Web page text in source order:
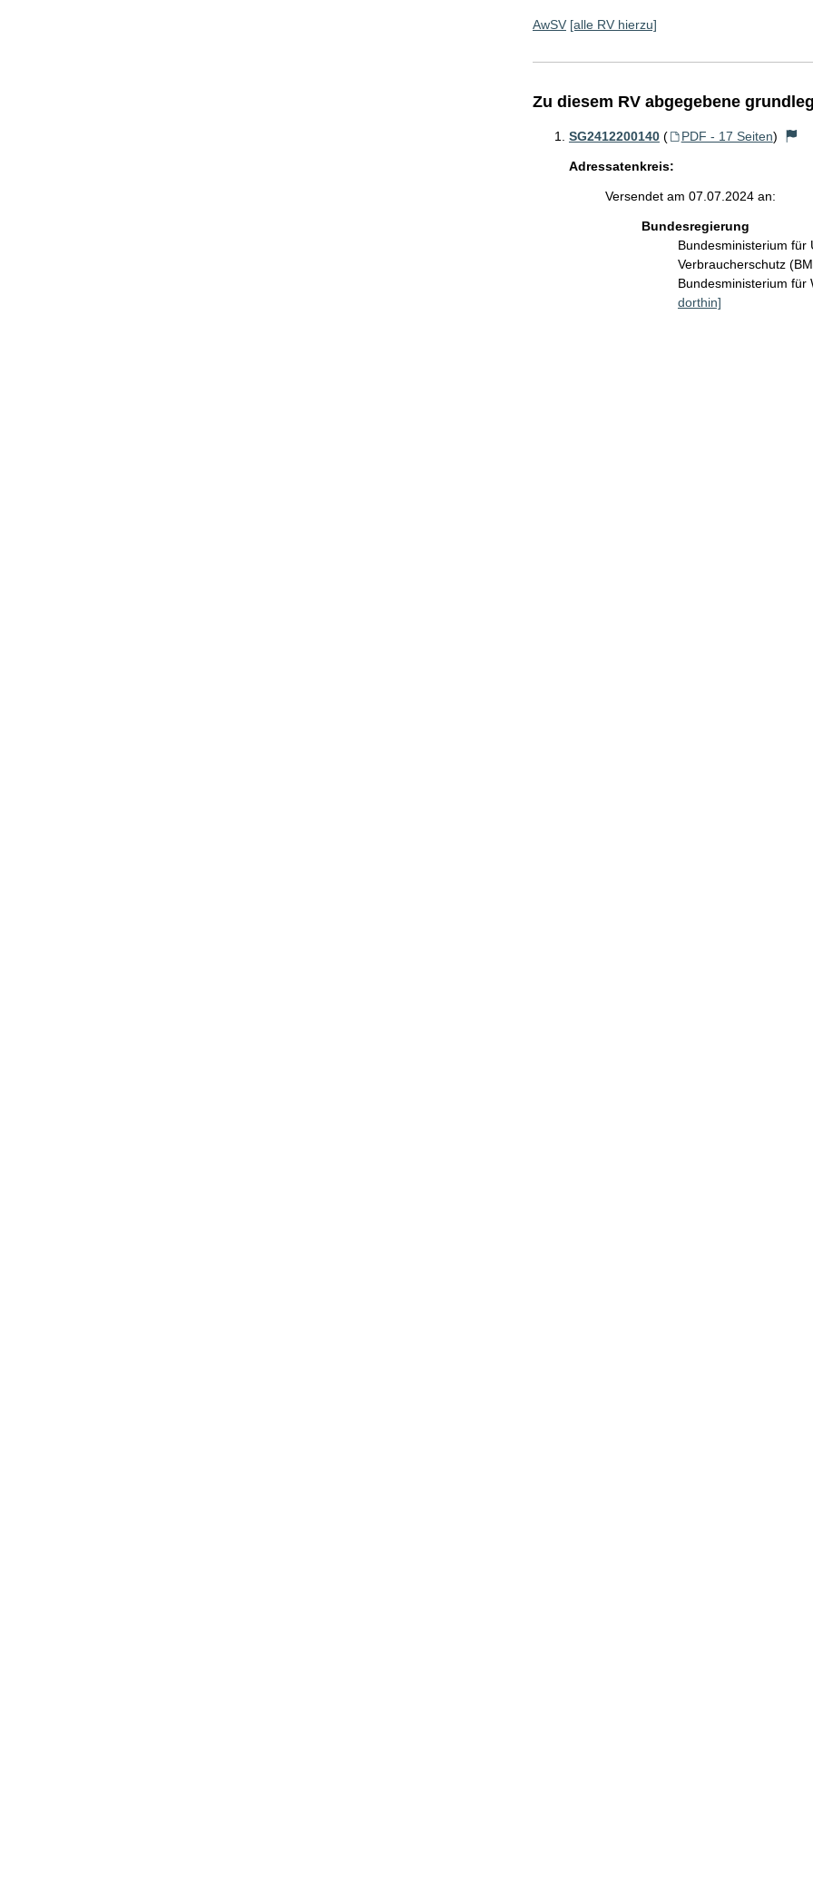
AwSV [alle RV hierzu]
Zu diesem RV abgegebene
SG2412200140 ( PDF - 17 Seiten)
Adressatenkreis:
Versendet am 07.07.2024 an:
Bundesregierung
Bundesministerium für
Verbraucherschutz
Bundesministerium für
dorthin]